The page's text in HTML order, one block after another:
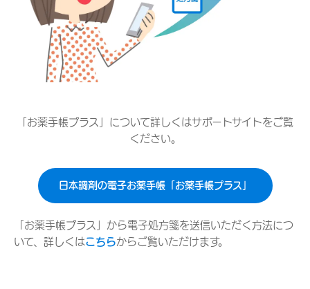
「お薬手帳プラス」について詳しくはサポートサイトをご覧
ください。
日本調剤の電子お薬手帳「お薬手帳プラス」
「お薬手帳プラス」から電子処方箋を送信いただく方法につ
いて、詳しくはこちらからご覧いただけます。